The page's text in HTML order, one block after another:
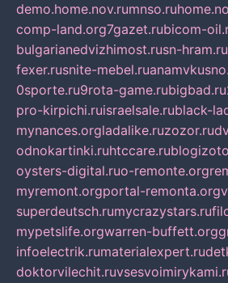
demo.home.nov.rumnso.ru
comp-land.org7gazet.rubicom-
bulgarianedvizhimost.rusn-hram.ru
fexer.rusnite-mebel.ru
0sporte.ru9rota-game.rubigbad.ru
pro-kirpichi.ruisraelsale.rublack-
mynances.orgladalike.ruzozor.ru
odnokartinki.ruhtccare.ru
oysters-digital.ruo-remonte.org
myremont.orgportal-remonta.org
superdeutsch.rumycrazystars.ru
mypetslife.orgwarren-buffett.org
infoelectrik.rumaterialexpert.ru
doktorvilechit.ru